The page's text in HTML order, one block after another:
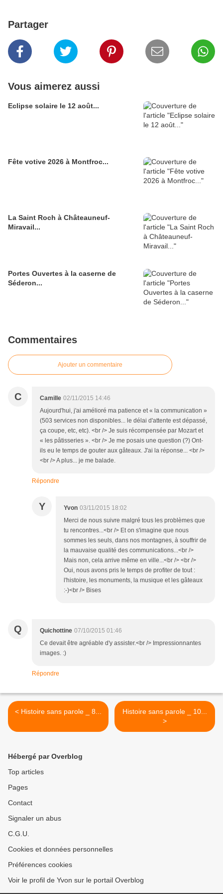
Partager
Vous aimerez aussi
Eclipse solaire le 12 août...
Fête votive 2026 à Montfroc...
La Saint Roch à Châteauneuf-
Miravail...
Portes Ouvertes à la caserne de
Séderon...
Commentaires
Ajouter un commentaire
C Camille 02/11/2015 14:46
Aujourd'hui, j'ai amélioré ma patience et « la communication »
(503 services non disponibles... le délai d'attente est dépassé,
ça coupe, etc, etc). <br /> Je suis récompensée par Mozart et
« les pâtisseries ». <br /> Je me posais une question (?) Ont-
ils eu le temps de gouter aux gâteaux. J'ai la réponse... <br />
<br /> A plus... je me balade.
Répondre
Y Yvon 03/11/2015 18:02
Merci de nous suivre malgré tous les problèmes que
tu rencontres...<br /> Et on s'imagine que nous
sommes les seuls, dans nos montagnes, à souffrir de
la mauvaise qualité des communications...<br />
Mais non, cela arrive même en ville...<br /> <br />
Oui, nous avons pris le temps de profiter de tout :
l'histoire, les monuments, la musique et les gâteaux
:-)<br /> Bises
Q Quichottine 07/10/2015 01:46
Ce devait être agréable d'y assister.<br /> Impressionnantes
images. :)
Répondre
< Histoire sans parole _ 8...
Histoire sans parole _ 10...
>
Hébergé par Overblog
Top articles
Pages
Contact
Signaler un abus
C.G.U.
Cookies et données personnelles
Préférences cookies
Voir le profil de Yvon sur le portail Overblog